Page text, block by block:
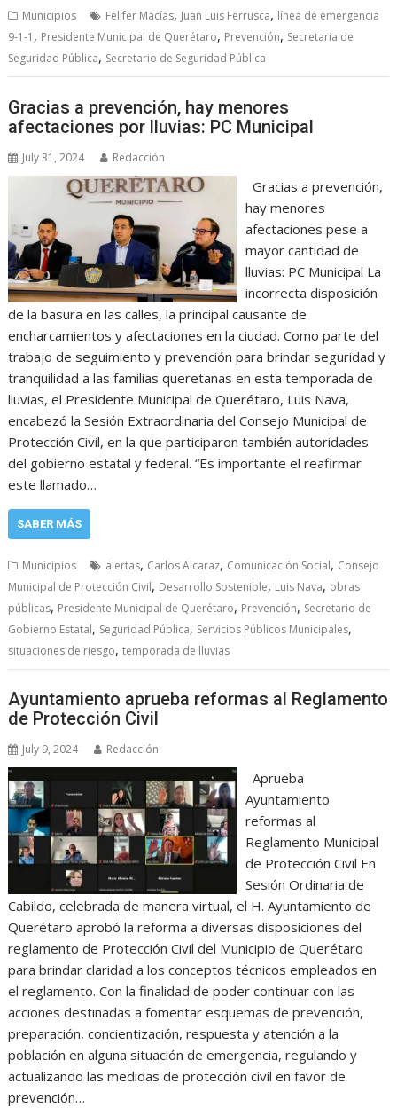
Municipios Felifer Macías, Juan Luis Ferrusca, línea de emergencia
9-1-1 , Presidente Municipal de Querétaro, Prevención, Secretaria de
Seguridad Pública, Secretario de Seguridad Pública
Gracias a prevención, hay menores
afectaciones por lluvias: PC Municipal
July 31, 2024 Redacción
Gracias a prevención,
hay menores
afectaciones pese a
mayor cantidad de
lluvias: PC Municipal La
incorrecta disposición
de la basura en las calles, la principal causante de
encharcamientos y afectaciones en la ciudad. Como parte del
trabajo de seguimiento y prevención para brindar seguridad y
tranquilidad a las familias queretanas en esta temporada de
lluvias, el Presidente Municipal de Querétaro, Luis Nava,
encabezó la Sesión Extraordinaria del Consejo Municipal de
Protección Civil, en la que participaron también autoridades
del gobierno estatal y federal. “Es importante el reafirmar
este llamado…
SABER MÁS
Municipios alertas, Carlos Alcaraz, Comunicación Social, Consejo
Municipal de Protección Civil, Desarrollo Sostenible, Luis Nava, obras
públicas, Presidente Municipal de Querétaro, Prevención, Secretario de
Gobierno Estatal, Seguridad Pública, Servicios Públicos Municipales,
situaciones de riesgo,temporada de lluvias
Ayuntamiento aprueba reformas al Reglamento
de Protección Civil
July 9, 2024 Redacción
Aprueba
Ayuntamiento
reformas al
Reglamento Municipal
de Protección Civil En
Sesión Ordinaria de
Cabildo, celebrada de manera virtual, el H. Ayuntamiento de
Querétaro aprobó la reforma a diversas disposiciones del
reglamento de Protección Civil del Municipio de Querétaro
para brindar claridad a los conceptos técnicos empleados en
el reglamento. Con la finalidad de poder continuar con las
acciones destinadas a fomentar esquemas de prevención,
preparación, concientización, respuesta y atención a la
población en alguna situación de emergencia, regulando y
actualizando las medidas de protección civil en favor de
prevención…